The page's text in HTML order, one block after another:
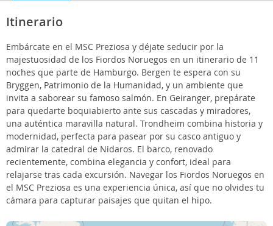
Itinerario
Embárcate en el MSC Preziosa y déjate seducir por la
majestuosidad de los Fiordos Noruegos en un itinerario de 11
noches que parte de Hamburgo. Bergen te espera con su
Bryggen, Patrimonio de la Humanidad, y un ambiente que
invita a saborear su famoso salmón. En Geiranger, prepárate
para quedarte boquiabierto ante sus cascadas y miradores,
una auténtica maravilla natural. Trondheim combina historia y
modernidad, perfecta para pasear por su casco antiguo y
admirar la catedral de Nidaros. El barco, renovado
recientemente, combina elegancia y confort, ideal para
relajarse tras cada excursión. Navegar los Fiordos Noruegos en
el MSC Preziosa es una experiencia única, así que no olvides tu
cámara para capturar paisajes que quitan el hipo.